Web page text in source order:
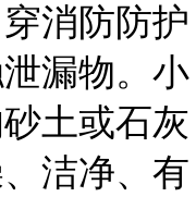
消防防护
漏物。小
土或石灰
洁净、有